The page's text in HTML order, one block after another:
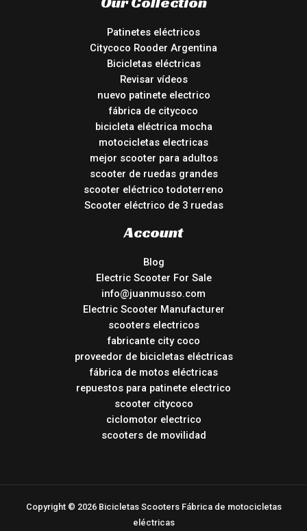
Patinetes eléctricos
Citycoco Rooder Argentina
Bicicletas eléctricas
Revisar vídeos
nuevo patinete electrico
fábrica de citycoco
bicicleta eléctrica mocha
motocicletas electricas
mejor scooter para adultos
scooter de ruedas grandes
scooter eléctrico todoterreno
Scooter eléctrico de 3 ruedas
Account
Blog
Electric Scooter For Sale
info@juanmusso.com
Electric Scooter Manufacturer
scooters electricos
fabricante city coco
proveedor de bicicletas eléctricas
fábrica de motos eléctricas
repuestos para patinete electrico
scooter citycoco
ciclomotor electrico
scooters de movilidad
Copyright © 2026 Bicicletas Scooters Fábrica de motocicletas
eléctricas